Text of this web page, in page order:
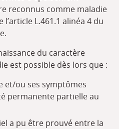
reconnus comme maladie
L.461.1 alinéa 4 du
du caractère
est possible dès lors que :
et/ou ses symptômes
permanente partielle au
a pu être prouvé entre la